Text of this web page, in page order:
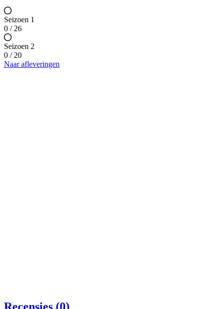
Seizoen 1
0 / 26
Seizoen 2
0 / 20
Naar afleveringen